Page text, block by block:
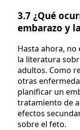
3.7 ¿Qué
embarazo y
Hasta ahora,
la literatura
adultos. Como
otras
planificar un
tratamiento de
efectos
sobre el feto.